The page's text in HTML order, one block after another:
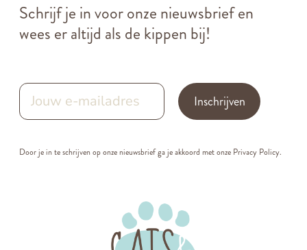
Schrijf je in voor onze nieuwsbrief en
wees er altijd als de kippen bij!
Inschrijven
Door je in te schrijven op onze nieuwsbrief ga je akkoord met onze Privacy Policy.